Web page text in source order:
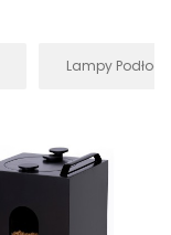
Lampy